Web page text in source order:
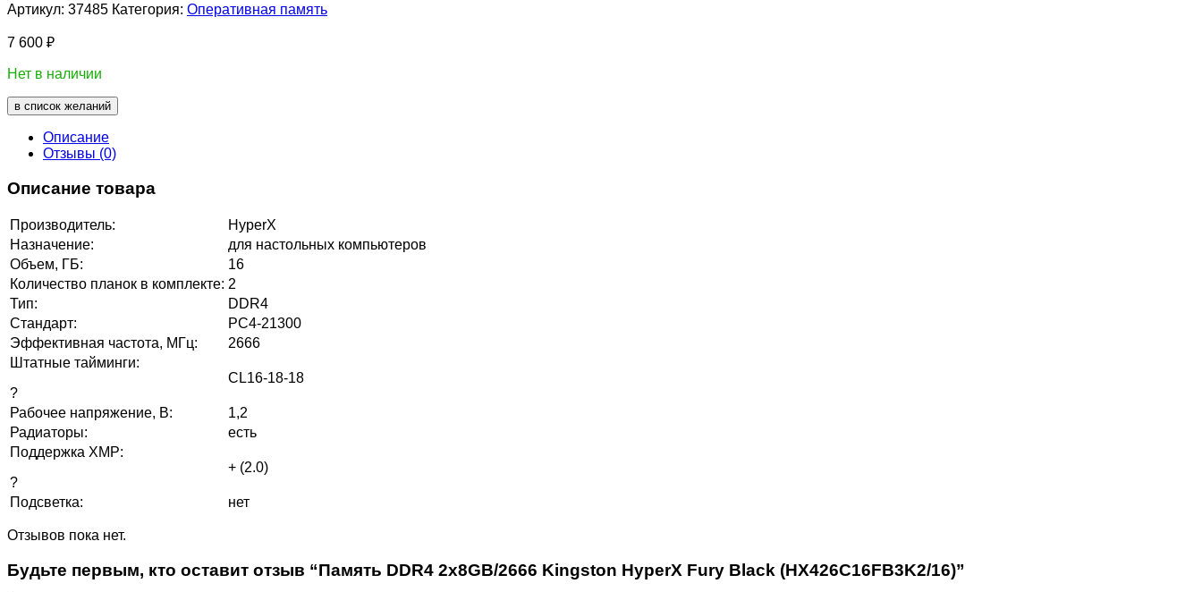
Артикул: 37485 Категория: Оперативная память
7 600 ₽
Нет в наличии
в список желаний
Описание
Отзывы (0)
Описание товара
Производитель:
HyperX
Назначение:
для настольных компьютеров
Объем, ГБ:
16
Количество планок в комплекте: 2
Тип:
DDR4
Стандарт:
PC4-21300
Эффективная частота, МГц:
2666
Штатные тайминги:
?
CL16-18-18
Рабочее напряжение, В:
1,2
Радиаторы:
есть
Поддержка XMP:
?
+ (2.0)
Подсветка: нет
Отзывов пока нет.
Будьте первым, кто оставит отзыв “Память DDR4 2x8GB/2666 Kingston HyperX Fury Black (HX426C16FB3K2/16)”